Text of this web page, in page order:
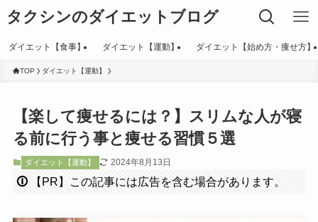
タクシンのダイエットブログ
ダイエット【食事】 ダイエット【運動】 ダイエット【始め方・痩せ方】
TOP ダイエット【運動】
【楽して痩せるには？】スリムな人が寝
る前に行う事と痩せる習慣５選
ダイエット【運動】 2024年8月13日
🛈【PR】この記事には広告を含む場合があります。